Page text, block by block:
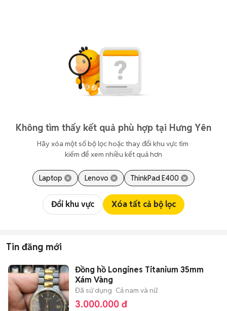
Không tìm thấy kết quả phù hợp tại Hưng Yên
Hãy xóa một số bộ lọc hoặc thay đổi khu vực tìm
kiếm để xem nhiều kết quả hơn
Laptop Lenovo ThinkPad E400
Đổi khu vực Xóa tất cả bộ lọc
Tin đăng mới
Đồng hồ Longines Titanium 35mm
Xám Vàng
Đã sử dụng Cả nam và nữ
3.000.000 đ